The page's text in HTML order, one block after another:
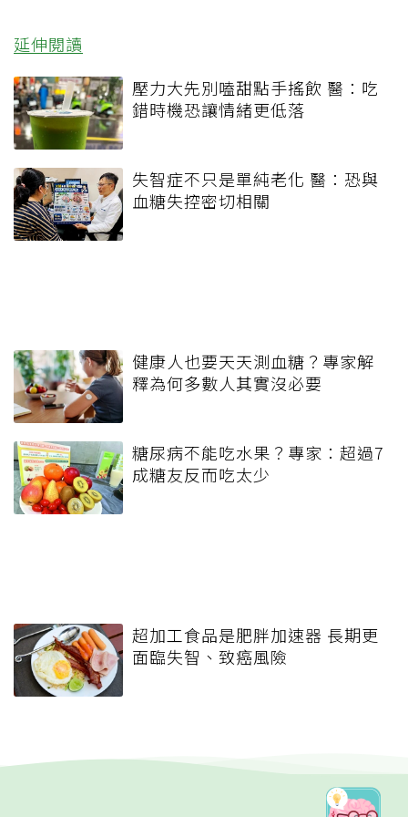
延伸閱讀
壓力大先別嗑甜點手搖飲 醫：吃
錯時機恐讓情緒更低落
失智症不只是單純老化 醫：恐與
血糖失控密切相關
健康人也要天天測血糖？專家解
釋為何多數人其實沒必要
糖尿病不能吃水果？專家：超過7
成糖友反而吃太少
超加工食品是肥胖加速器 長期更
面臨失智、致癌風險